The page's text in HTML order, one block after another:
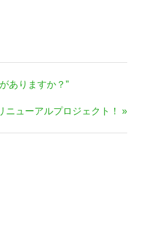
ありますか？”
ューアルプロジェクト！